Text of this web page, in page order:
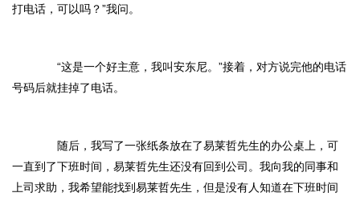
打电话，可以吗？”我问。
“这是一个好主意，我叫安东尼。”接着，对方说完他的电话
号码后就挂掉了电话。
随后，我写了一张纸条放在了易莱哲先生的办公桌上，可
一直到了下班时间，易莱哲先生还没有回到公司。我向我的同事和
上司求助，我希望能找到易莱哲先生，但是没有人知道在下班时间